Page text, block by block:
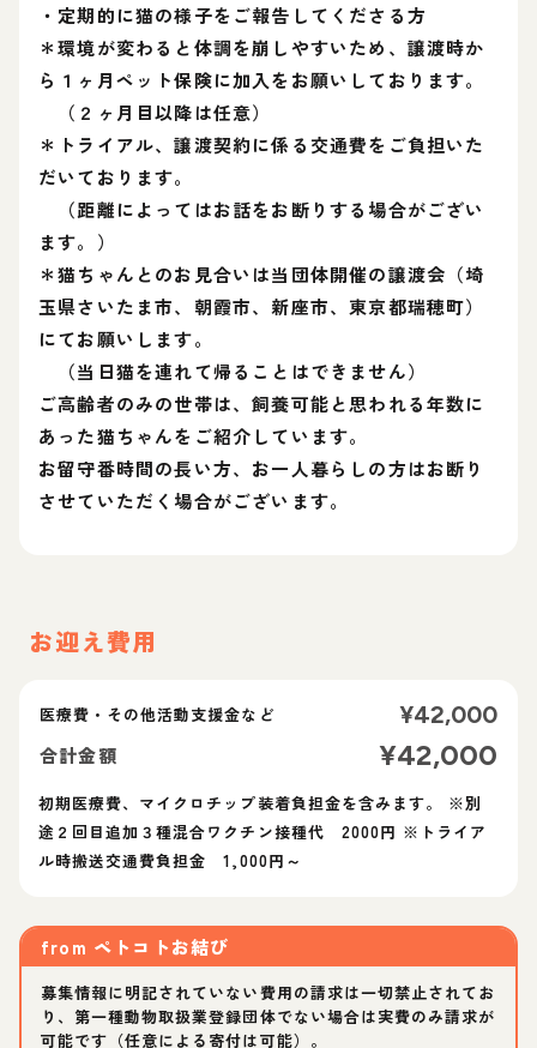
・定期的に猫の様子をご報告してくださる方
＊環境が変わると体調を崩しやすいため、譲渡時か
ら１ヶ月ペット保険に加入をお願いしております。
（２ヶ月目以降は任意）
＊トライアル、譲渡契約に係る交通費をご負担いた
だいております。
（距離によってはお話をお断りする場合がござい
ます。）
＊猫ちゃんとのお見合いは当団体開催の譲渡会（埼
玉県さいたま市、朝霞市、新座市、東京都瑞穂町）
にてお願いします。
（当日猫を連れて帰ることはできません）
ご高齢者のみの世帯は、飼養可能と思われる年数に
あった猫ちゃんをご紹介しています。
お留守番時間の長い方、お一人暮らしの方はお断り
させていただく場合がございます。
お迎え費用
医療費・その他活動支援金など ¥42,000
合計金額 ¥42,000
初期医療費、マイクロチップ装着負担金を含みます。 ※別
途２回目追加３種混合ワクチン接種代 2000円 ※トライア
from ペトコトお結び
募集情報に明記されていない費用の請求は一切禁止されてお
り、第一種動物取扱業登録団体でない場合は実費のみ請求が
可能です（任意による寄付は可能）。